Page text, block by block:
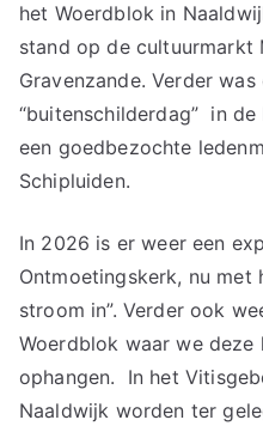
het Woerdblok in
stand op de cultuurmarkt
Gravenzande. Verder
“buitenschilderdag” in
een goedbezochte
Schipluiden.
In 2026 is er weer een
Ontmoetingskerk, nu met
stroom in”. Verder ook
Woerdblok waar we
ophangen. In het
Naaldwijk worden ter